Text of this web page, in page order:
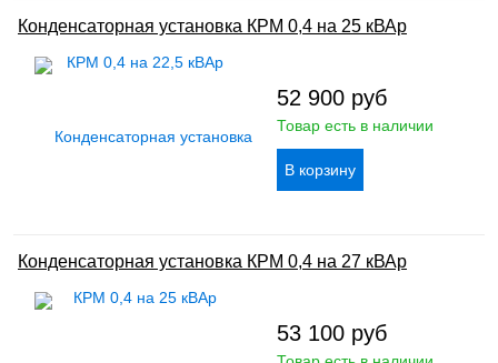
Конденсаторная установка КРМ 0,4 на 25 кВАр
52 900 руб
Товар есть в наличии
Конденсаторная установка КРМ 0,4 на 27 кВАр
53 100 руб